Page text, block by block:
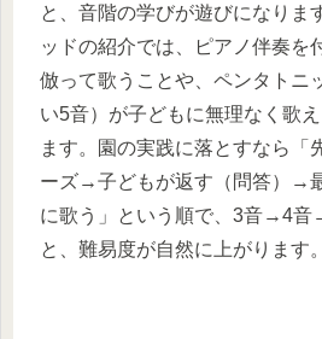
と、音階の学びが遊びになりま
ッドの紹介では、ピアノ伴奏を
倣って歌うことや、ペンタトニ
い5音）が子どもに無理なく歌
ます。園の実践に落とすなら「
ーズ→子どもが返す（問答）→
に歌う」という順で、3音→4音
と、難易度が自然に上がります。